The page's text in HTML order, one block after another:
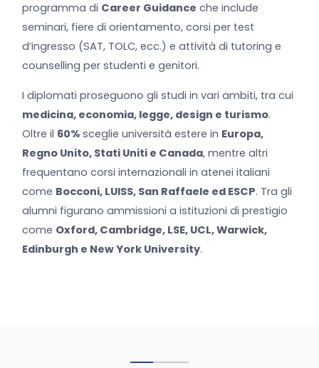
programma di Career Guidance che include
seminari, fiere di orientamento, corsi per test
d’ingresso (SAT, TOLC, ecc.) e attività di tutoring e
counselling per studenti e genitori.
I diplomati proseguono gli studi in vari ambiti, tra cui
medicina, economia, legge, design e turismo.
Oltre il 60% sceglie università estere in Europa,
Regno Unito, Stati Uniti e Canada, mentre altri
frequentano corsi internazionali in atenei italiani
come Bocconi, LUISS, San Raffaele ed ESCP. Tra gli
alumni figurano ammissioni a istituzioni di prestigio
come Oxford, Cambridge, LSE, UCL, Warwick,
Edinburgh e New York University.